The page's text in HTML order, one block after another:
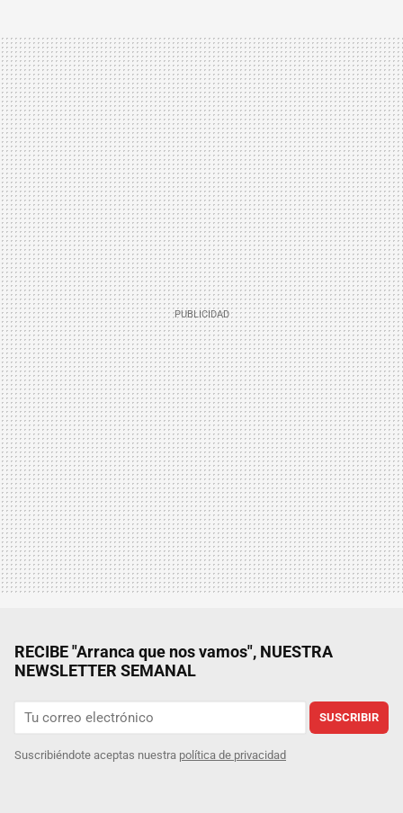
RECIBE "Arranca que nos vamos", NUESTRA
NEWSLETTER SEMANAL
SUSCRIBIR
Suscribiéndote aceptas nuestra política de privacidad